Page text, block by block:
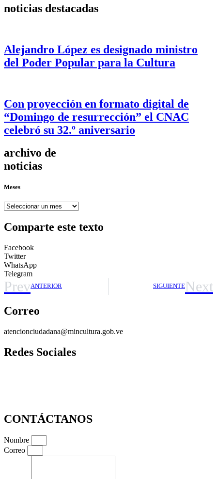
noticias destacadas
Alejandro López es designado ministro
del Poder Popular para la Cultura
Con proyección en formato digital de
“Domingo de resurrección” el CNAC
celebró su 32.º aniversario
archivo de
noticias
Meses
Meses
Comparte este texto
Facebook
Twitter
WhatsApp
Telegram
PrevANTERIOR SIGUIENTENext
Correo
atencionciudadana@mincultura.gob.ve
Redes Sociales
CONTÁCTANOS
Nombre
Correo